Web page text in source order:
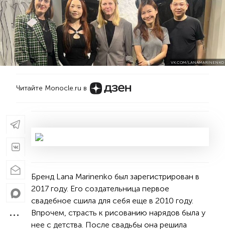
VK.COM/LANAMARINENKO
Читайте Monocle.ru в
Бренд Lana Marinenko был зарегистрирован в
2017 году. Его создательница первое
свадебное сшила для себя еще в 2010 году.
Впрочем, страсть к рисованию нарядов была у
нее с детства. После свадьбы она решила